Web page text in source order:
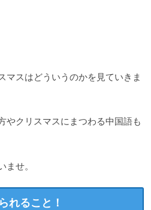
マスはどういうのかを見ていきま
やクリスマスにまつわる中国語も
せ。
れること！